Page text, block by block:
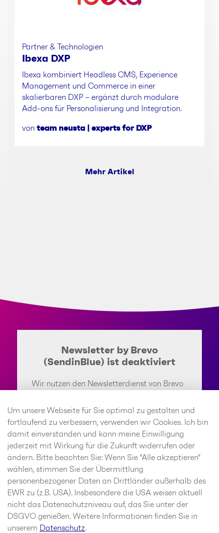
Partner & Technologien
Ibexa DXP
Ibexa kombiniert Headless CMS, Experience
Management und Commerce in einer
skalierbaren DXP – ergänzt durch modulare
Add-ons für Personalisierung und Integration.
von team neusta | experts for DXP
Mehr Artikel
Newsletter by Brevo
(SendinBlue) ist deaktiviert
Wir nutzen den Newsletterdienst von Brevo
GmbH, Köpenicker Straße 126, 10179 Berlin.
Wenn Sie den Newsletterdienst aktivieren,
werden u. a. Ihre IP-Adresse und weitere
Informationen über Ihr Verhalten auf dieser
Website an SendinBlue weitergeleitet.
SendinBlue speichert hierzu unter
Umständen Cookies in Ihrem Browser oder
setzt vergleichbare
Wiedererkennungstechnologien ein. Weitere
Informationen finden Sie im Bereich
Datenschutz.
Um unsere Webseite für Sie optimal zu gestalten und
fortlaufend zu verbessern, verwenden wir Cookies. Ich bin
damit einverstanden und kann meine Einwilligung
jederzeit mit Wirkung für die Zukunft widerrufen oder
ändern. Bitte beachten Sie: Wenn Sie "Alle akzeptieren"
wählen, stimmen Sie der Übermittlung
personenbezogener Daten an Drittländer außerhalb des
EWR zu (z.B. USA). Insbesondere die USA weisen aktuell
nicht das Datenschutzniveau auf, das Sie unter der
DSGVO genießen. Weitere Informationen finden Sie in
unserem
Datenschutz.